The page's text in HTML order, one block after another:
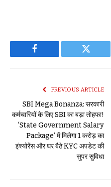
Facebook Twitter
PREVIOUS ARTICLE
SBI Mega Bonanza: सरकारी
कर्मचारियों के लिए SBI का बड़ा तोहफा!
‘State Government Salary
Package’ में मिलेगा 1 करोड़ का
इंश्योरेंस और घर बैठे KYC अपडेट की
सुपर सुविधा